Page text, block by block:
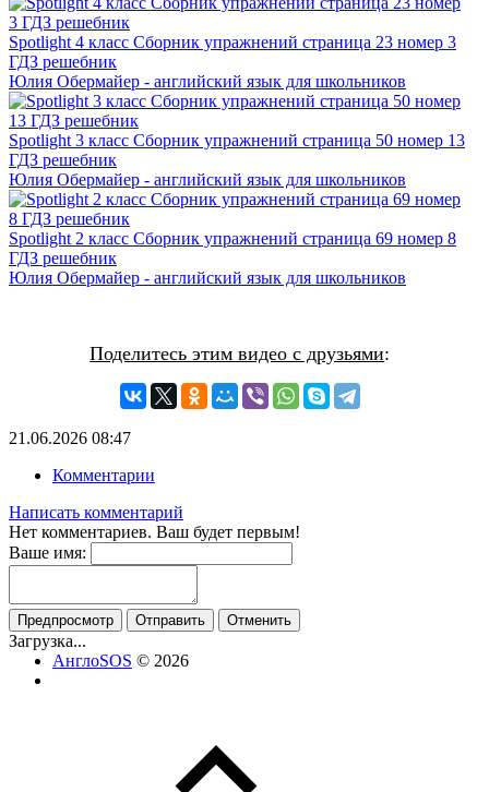
Spotlight 4 класс Сборник упражнений страница 23 номер 3
ГДЗ решебник
Юлия Обермайер - английский язык для школьников
Spotlight 3 класс Сборник упражнений страница 50 номер 13
ГДЗ решебник
Юлия Обермайер - английский язык для школьников
Spotlight 2 класс Сборник упражнений страница 69 номер 8
ГДЗ решебник
Юлия Обермайер - английский язык для школьников
Поделитесь этим видео с друзьями:
21.06.2026 08:47
Комментарии
Написать комментарий
Нет комментариев. Ваш будет первым!
Ваше имя:
Предпросмотр Отправить Отменить
Загрузка...
АнглоSOS © 2026